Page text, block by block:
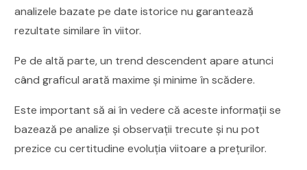
analizele bazate pe date istorice nu garantează
rezultate similare în viitor.
Pe de altă parte, un trend descendent apare atunci
când graficul arată maxime și minime în scădere.
Este important să ai în vedere că aceste informații se
bazează pe analize și observații trecute și nu pot
prezice cu certitudine evoluția viitoare a prețurilor.